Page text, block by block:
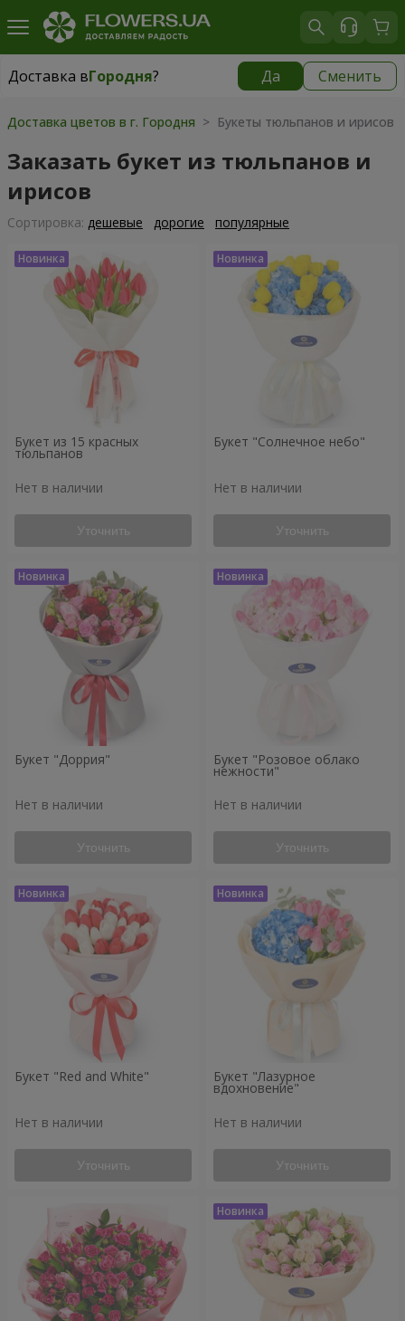
Доставка вГородня? Да Сменить
Доставка вГородня|
Доставка цветов в г. Городня > Букеты тюльпанов и ирисов
Заказать букет из тюльпанов и
ирисов
Cортировка: дешевые дорогие популярные
Букет из 15 красных
тюльпанов
Нет в наличии
Уточнить
Букет "Солнечное небо"
Нет в наличии
Уточнить
Букет "Доррия"
Нет в наличии
Уточнить
Букет "Розовое облако
нежности"
Нет в наличии
Уточнить
Букет "Red and White"
Нет в наличии
Уточнить
Букет "Лазурное
вдохновение"
Нет в наличии
Уточнить